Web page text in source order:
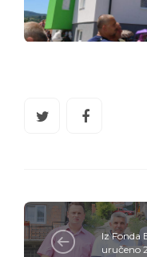
Iz Fonda
uručeno